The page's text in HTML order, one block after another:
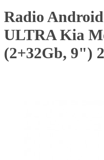
Radio
ULTRA Kia
(2+32Gb, 9")